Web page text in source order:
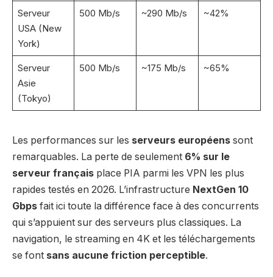
Serveur
USA (New
York)
500 Mb/s ~290 Mb/s ~42%
Serveur
Asie
(Tokyo)
500 Mb/s ~175 Mb/s ~65%
Les performances sur les serveurs européens sont
remarquables. La perte de seulement 6% sur le
serveur français place PIA parmi les VPN les plus
rapides testés en 2026. L’infrastructure NextGen 10
Gbps fait ici toute la différence face à des concurrents
qui s’appuient sur des serveurs plus classiques. La
navigation, le streaming en 4K et les téléchargements
se font sans aucune friction perceptible.